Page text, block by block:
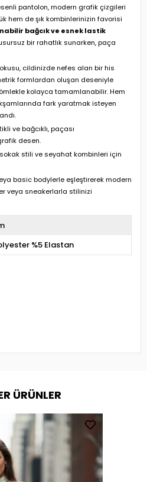
pantolon, modern grafik çizgileri
hem de şık kombinlerinizin favorisi
bağcık ve esnek lastik
bir rahatlık sunarken, paça
cildinizde nefes alan bir his
formlardan oluşan deseniyle
kolayca tamamlanabilir. Hem
fark yaratmak isteyen
ve bağcıklı, paçası
desen.
sokak stili ve seyahat kombinleri için
basic bodylerle eşleştirerek modern
veya sneakerlarla stilinizi
%5 Elastan
ÜRÜNLER